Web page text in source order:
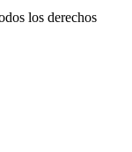
los derechos